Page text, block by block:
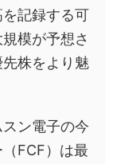
記録する可
模が予想さ
株をより魅
ン電子の今
FCF）は最